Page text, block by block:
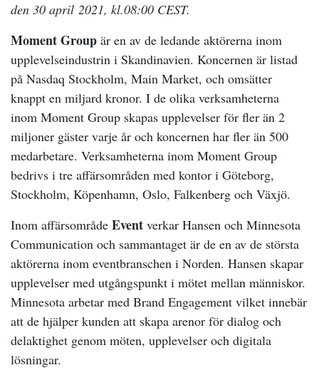
den 30 april 2021, kl.08:00 CEST.
Moment Group är en av de ledande aktörerna inom
upplevelseindustrin i Skandinavien. Koncernen är listad
på Nasdaq Stockholm, Main Market, och omsätter
knappt en miljard kronor. I de olika verksamheterna
inom Moment Group skapas upplevelser för fler än 2
miljoner gäster varje år och koncernen har fler än 500
medarbetare. Verksamheterna inom Moment Group
bedrivs i tre affärsområden med kontor i Göteborg,
Stockholm, Köpenhamn, Oslo, Falkenberg och Växjö.
Inom affärsområde Event verkar Hansen och Minnesota
Communication och sammantaget är de en av de största
aktörerna inom eventbranschen i Norden. Hansen skapar
upplevelser med utgångspunkt i mötet mellan människor.
Minnesota arbetar med Brand Engagement vilket innebär
att de hjälper kunden att skapa arenor för dialog och
delaktighet genom möten, upplevelser och digitala
lösningar.